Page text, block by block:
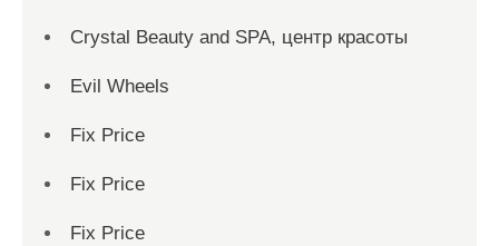
Crystal Beauty and SPA, центр красоты
Evil Wheels
Fix Price
Fix Price
Fix Price